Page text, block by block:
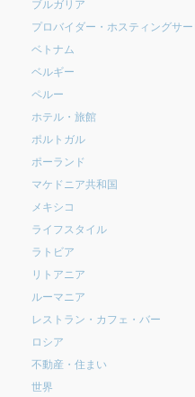
ブルガリア
プロバイダー・ホスティングサー
ベトナム
ベルギー
ペルー
ホテル・旅館
ポルトガル
ポーランド
マケドニア共和国
メキシコ
ライフスタイル
ラトビア
リトアニア
ルーマニア
レストラン・カフェ・バー
ロシア
不動産・住まい
世界